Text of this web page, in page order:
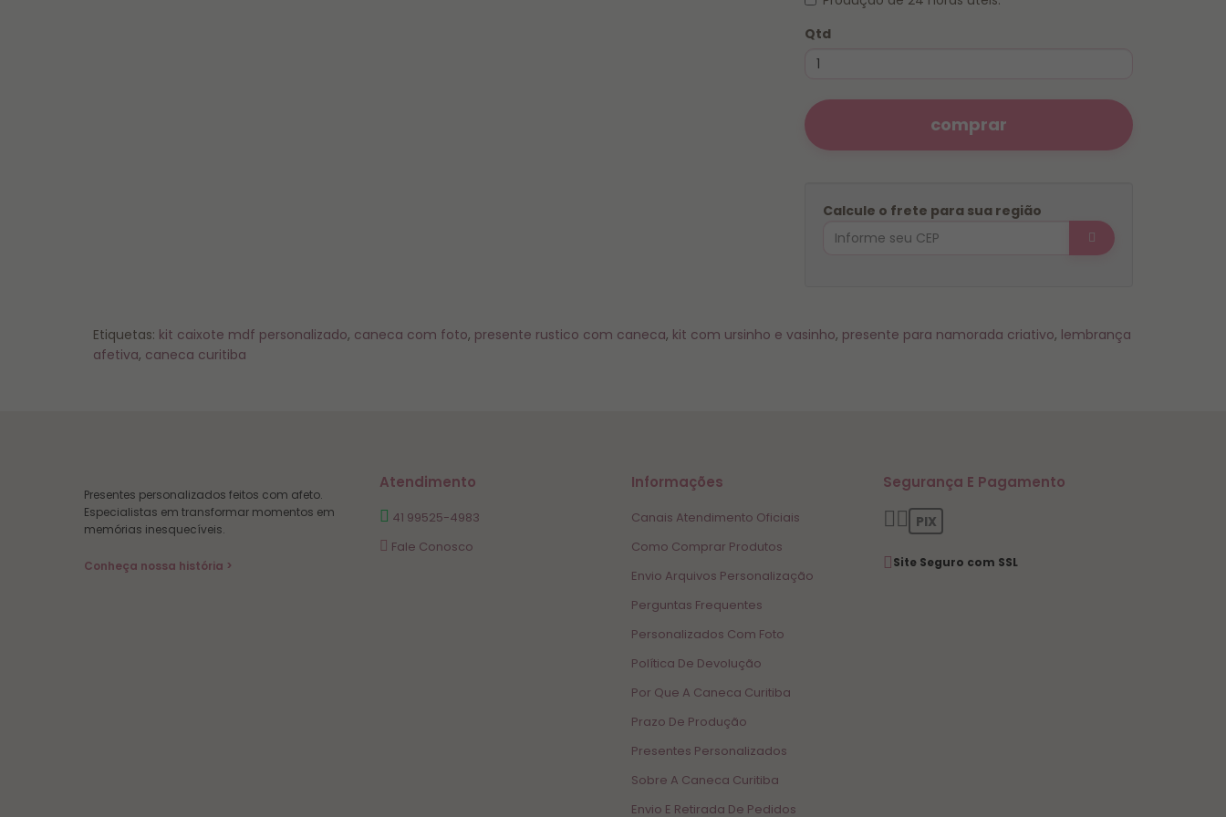
Qtd
comprar
Calcule o frete para sua região
Etiquetas: kit caixote mdf personalizado, caneca com foto, presente rustico com caneca, kit com ursinho e vasinho, presente para namorada criativo, lembrança
afetiva, caneca curitiba
Presentes personalizados feitos com afeto.
Especialistas em transformar momentos em
memórias inesquecíveis.
Conheça nossa história >
Atendimento
41 99525-4983
Fale Conosco
Informações
Canais Atendimento Oficiais
Como Comprar Produtos
Envio Arquivos Personalização
Perguntas Frequentes
Personalizados Com Foto
Política De Devolução
Por Que A Caneca Curitiba
Prazo De Produção
Presentes Personalizados
Sobre A Caneca Curitiba
Envio E Retirada De Pedidos
Segurança E Pagamento
PIX
Site Seguro com SSL